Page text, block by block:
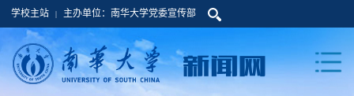
学校主站 | 主办单位：南华大学党委宣传部